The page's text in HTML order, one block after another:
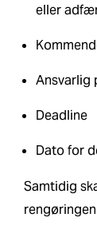
eller
Ansvarlig
Deadline
Dato for
Samtidig